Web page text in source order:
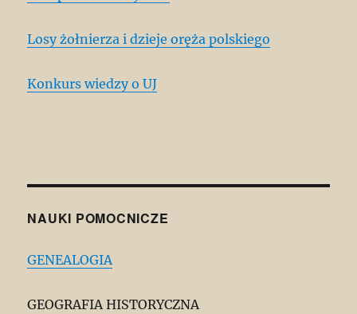
Losy żołnierza i dzieje oręża polskiego
Konkurs wiedzy o UJ
NAUKI POMOCNICZE
GENEALOGIA
GEOGRAFIA HISTORYCZNA